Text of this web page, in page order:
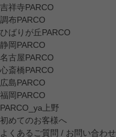
吉祥寺PARCO
調布PARCO
ひばりが丘PARCO
静岡PARCO
名古屋PARCO
心斎橋PARCO
広島PARCO
福岡PARCO
PARCO_ya上野
初めてのお客様へ
よくあるご質問 / お問い合わせ